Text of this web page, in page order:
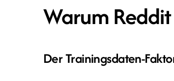
Warum
Der Trainingsdaten-